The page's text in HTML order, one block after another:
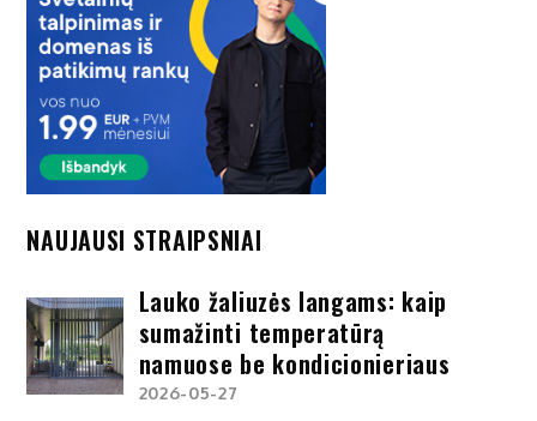
NAUJAUSI STRAIPSNIAI
Lauko žaliuzės langams: kaip
sumažinti temperatūrą
namuose be kondicionieriaus
2026-05-27